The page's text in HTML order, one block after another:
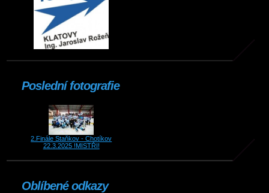
Poslední fotografie
2.Finále Staňkov - Chotíkov
22.3.2025 !MISTŘI!
Oblíbené odkazy